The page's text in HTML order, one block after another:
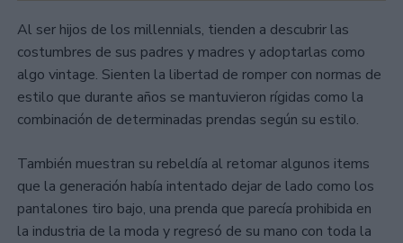
Al ser hijos de los millennials, tienden a descubrir las
costumbres de sus padres y madres y adoptarlas como
algo vintage. Sienten la libertad de romper con normas de
estilo que durante años se mantuvieron rígidas como la
combinación de determinadas prendas según su estilo.
También muestran su rebeldía al retomar algunos items
que la generación había intentado dejar de lado como los
pantalones tiro bajo, una prenda que parecía prohibida en
la industria de la moda y regresó de su mano con toda la